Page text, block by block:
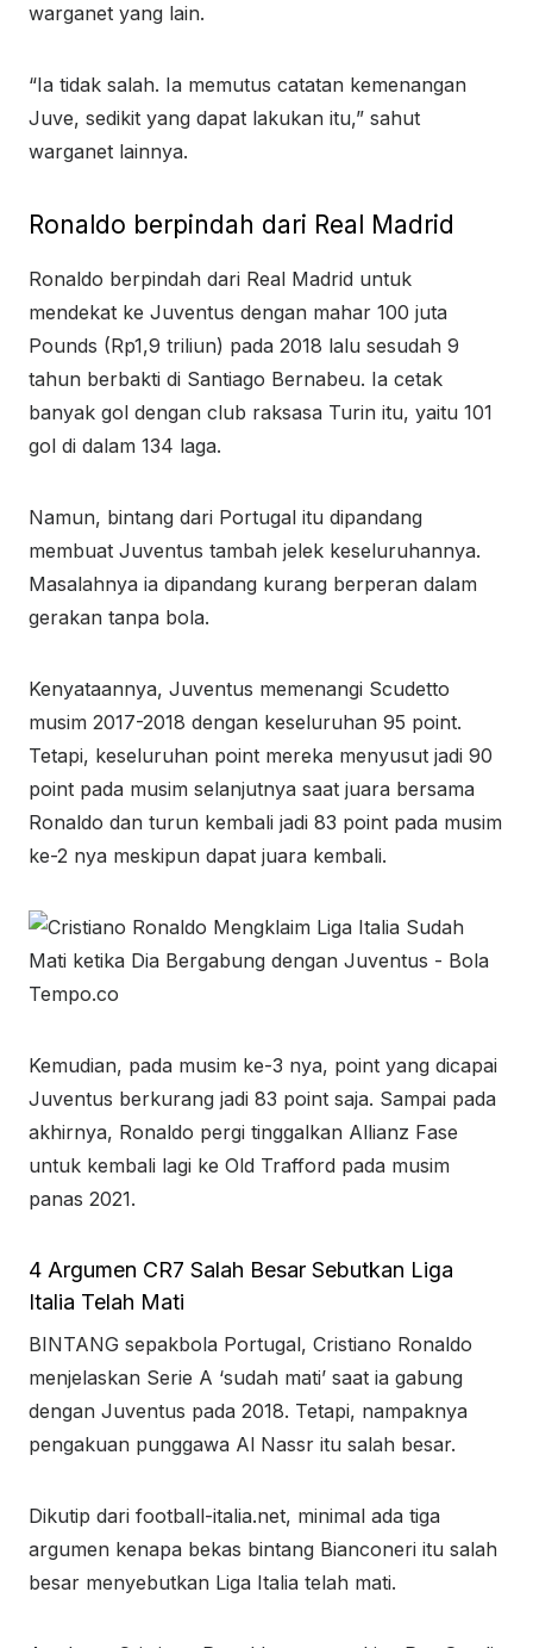
warganet yang lain.
“Ia tidak salah. Ia memutus catatan kemenangan
Juve, sedikit yang dapat lakukan itu,” sahut
warganet lainnya.
Ronaldo berpindah dari Real Madrid
Ronaldo berpindah dari Real Madrid untuk
mendekat ke Juventus dengan mahar 100 juta
Pounds (Rp1,9 triliun) pada 2018 lalu sesudah 9
tahun berbakti di Santiago Bernabeu. Ia cetak
banyak gol dengan club raksasa Turin itu, yaitu 101
gol di dalam 134 laga.
Namun, bintang dari Portugal itu dipandang
membuat Juventus tambah jelek keseluruhannya.
Masalahnya ia dipandang kurang berperan dalam
gerakan tanpa bola.
Kenyataannya, Juventus memenangi Scudetto
musim 2017-2018 dengan keseluruhan 95 point.
Tetapi, keseluruhan point mereka menyusut jadi 90
point pada musim selanjutnya saat juara bersama
Ronaldo dan turun kembali jadi 83 point pada musim
ke-2 nya meskipun dapat juara kembali.
Kemudian, pada musim ke-3 nya, point yang dicapai
Juventus berkurang jadi 83 point saja. Sampai pada
akhirnya, Ronaldo pergi tinggalkan Allianz Fase
untuk kembali lagi ke Old Trafford pada musim
panas 2021.
4 Argumen CR7 Salah Besar Sebutkan Liga
Italia Telah Mati
BINTANG sepakbola Portugal, Cristiano Ronaldo
menjelaskan Serie A ‘sudah mati’ saat ia gabung
dengan Juventus pada 2018. Tetapi, nampaknya
pengakuan punggawa Al Nassr itu salah besar.
Dikutip dari football-italia.net, minimal ada tiga
argumen kenapa bekas bintang Bianconeri itu salah
besar menyebutkan Liga Italia telah mati.